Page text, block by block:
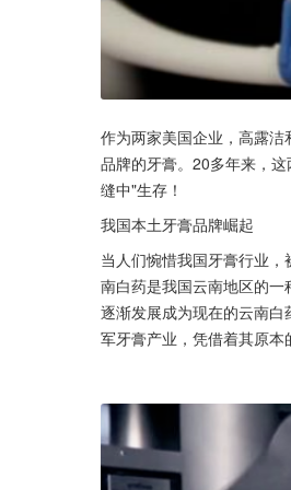
作为两家美国企业，高露
品牌的牙膏。20多年来，
缝中"生存！
我国本土牙膏品牌崛起
当人们惋惜我国牙膏行业，
南白药是我国云南地区的
逐渐发展成为现在的云南
军牙膏产业，凭借着其原本